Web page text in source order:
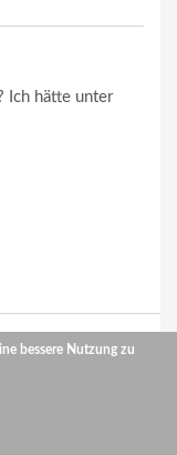
Ich hätte unter
Anmelden
bessere Nutzung zu